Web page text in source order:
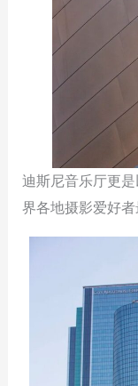
迪斯尼音乐厅更
界各地摄影爱好者